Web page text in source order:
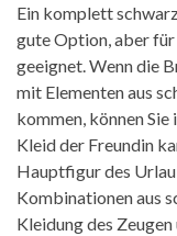
Ein komplett
gute Option, aber
geeignet. Wenn die
mit Elementen aus
kommen, können
Kleid der Freundin
Hauptfigur des
Kombinationen aus
Kleidung des